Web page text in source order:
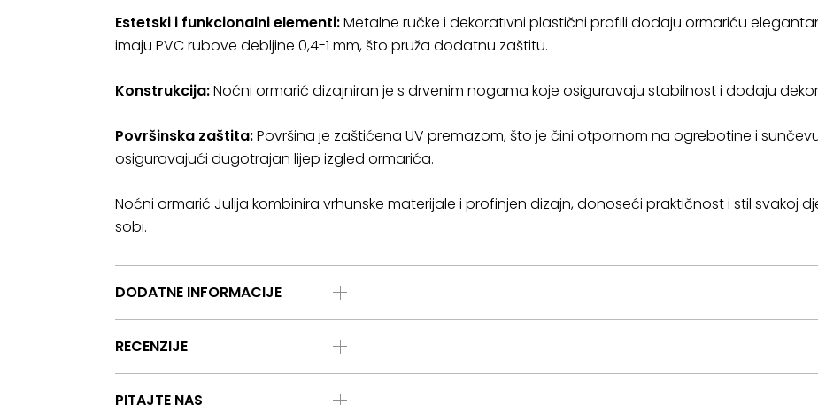
Estetski i funkcionalni elementi:Metalne ručke i dekorativni plastični profili dodaju ormariću
imaju PVC rubove debljine 0,4-1 mm, što pruža dodatnu zaštitu.
Konstrukcija:Noćni ormarić dizajniran je s drvenim nogama koje osiguravaju stabilnost i dodaju
Površinska zaštita:Površina je zaštićena UV premazom, što je čini otpornom na ogrebotine i
osiguravajući dugotrajan lijep izgled ormarića.
Noćni ormarić Julija kombinira vrhunske materijale i profinjen dizajn, donoseći praktičnost i stil svakoj
sobi.
DODATNE INFORMACIJE
RECENZIJE
PITAJTE NAS